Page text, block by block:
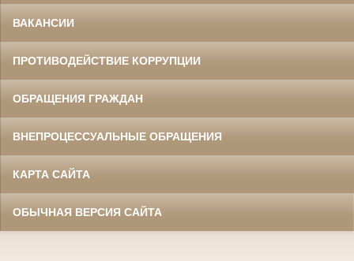
ВАКАНСИИ
ПРОТИВОДЕЙСТВИЕ КОРРУПЦИИ
ОБРАЩЕНИЯ ГРАЖДАН
ВНЕПРОЦЕССУАЛЬНЫЕ ОБРАЩЕНИЯ
КАРТА САЙТА
ОБЫЧНАЯ ВЕРСИЯ САЙТА